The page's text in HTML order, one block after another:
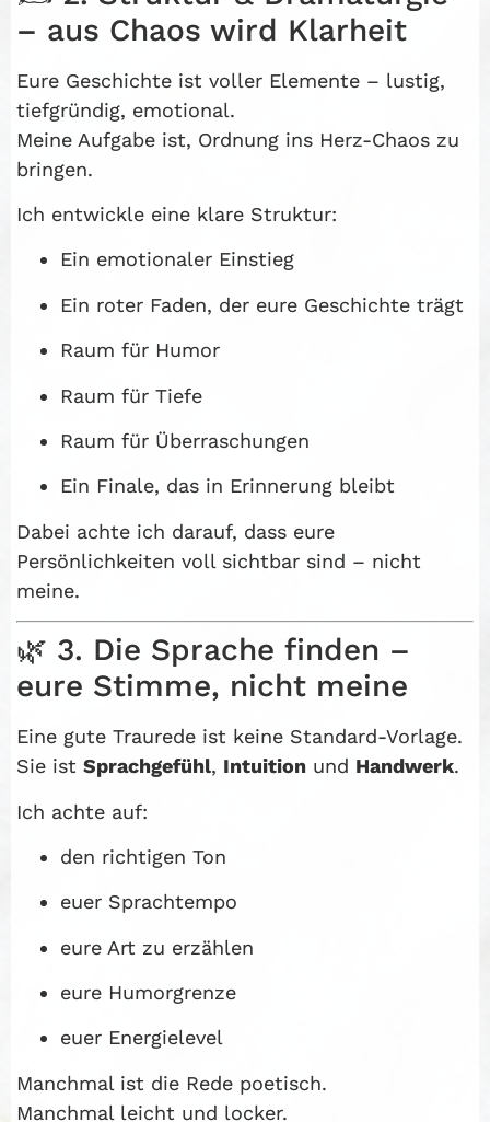
– aus Chaos wird Klarheit
Eure Geschichte ist voller Elemente – lustig,
tiefgründig, emotional.
Meine Aufgabe ist, Ordnung ins Herz-Chaos zu
bringen.
Ich entwickle eine klare Struktur:
Ein emotionaler Einstieg
Ein roter Faden, der eure Geschichte trägt
Raum für Humor
Raum für Tiefe
Raum für Überraschungen
Ein Finale, das in Erinnerung bleibt
Dabei achte ich darauf, dass eure
Persönlichkeiten voll sichtbar sind – nicht
meine.
🌿 3. Die Sprache finden –
eure Stimme, nicht meine
Eine gute Traurede ist keine Standard-Vorlage.
Sie ist Sprachgefühl, Intuition und Handwerk.
Ich achte auf:
den richtigen Ton
euer Sprachtempo
eure Art zu erzählen
eure Humorgrenze
euer Energielevel
Manchmal ist die Rede poetisch.
Manchmal leicht und locker.